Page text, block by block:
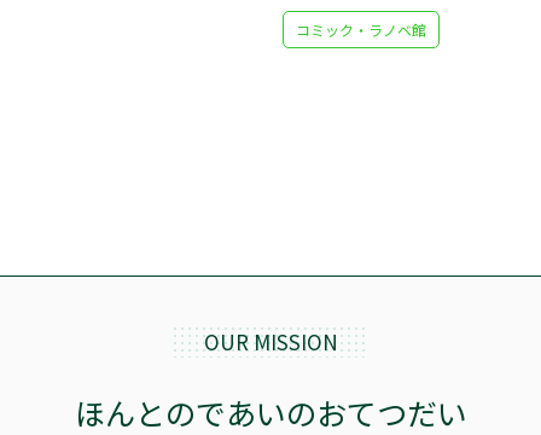
コミック・ラノベ館
OUR MISSION
ほんとのであいのおてつだい